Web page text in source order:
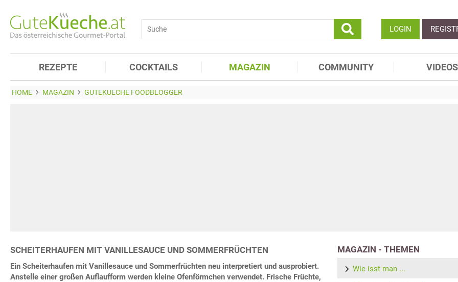
LOGIN
REZEPTE COCKTAILS MAGAZIN COMMUNITY VIDEOS
HOME MAGAZIN GUTEKUECHE FOODBLOGGER
SCHEITERHAUFEN MIT VANILLESAUCE UND SOMMERFRÜCHTEN
Ein Scheiterhaufen mit Vanillesauce und Sommerfrüchten neu interpretiert und ausprobiert.
Anstelle einer großen Auflaufform werden kleine Ofenförmchen verwendet. Frische Früchte,
MAGAZIN - THEMEN
Wie isst man ...